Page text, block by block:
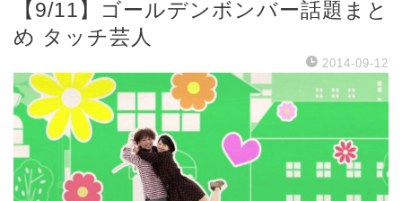
【9/11】ゴールデンボンバー話題まと
め タッチ芸人
2014-09-12